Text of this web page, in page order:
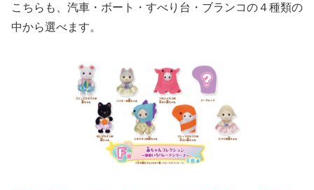
こちらも、汽車・ボート・すべり台・ブランコの４種類の
中から選べます。